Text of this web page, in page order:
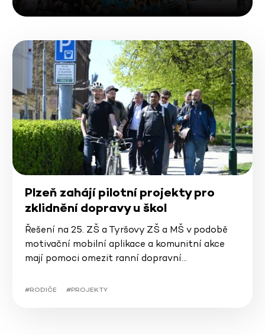
Plzeň zahájí pilotní projekty pro
zklidnění dopravy u škol
Řešení na 25. ZŠ a Tyršovy ZŠ a MŠ v podobě
motivační mobilní aplikace a komunitní akce
mají pomoci omezit ranní dopravní…
#RODIČE #PROJEKTY